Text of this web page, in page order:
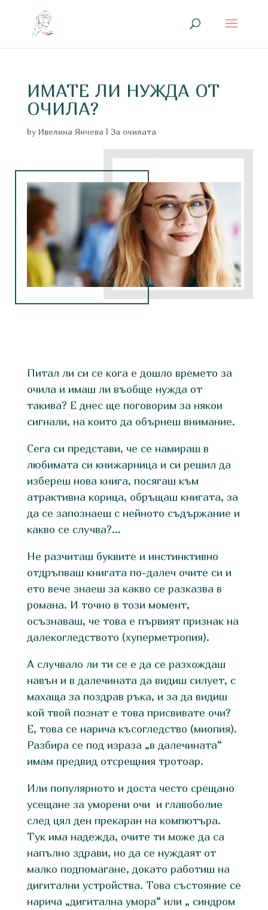
ИМАТЕ ЛИ НУЖДА ОТ
ОЧИЛА?
by Ивелина Янчева | За очилата
Питал ли си се кога е дошло времето за
очила и имаш ли въобще нужда от
такива? Е днес ще поговорим за някои
сигнали, на които да обърнеш внимание.
Сега си представи, че се намираш в
любимата си книжарница и си решил да
избереш нова книга, посягаш към
атрактивна корица, обръщаш книгата, за
да се запознаеш с нейното съдържание и
какво се случва?…
Не разчиташ буквите и инстинктивно
отдръпваш книгата по-далеч очите си и
ето вече знаеш за какво се разказва в
романа. И точно в този момент,
осъзнаваш, че това е първият признак на
далекогледството (хуперметропия).
А случвало ли ти се е да се разхождаш
навън и в далечината да видиш силует, с
махаща за поздрав ръка, и за да видиш
кой твой познат е това присвивате очи?
Е, това се нарича късогледство (миопия).
Разбира се под израза „в далечината“
имам предвид отсрещния тротоар.
Или популярното и доста често срещано
усещане за уморени очи и главоболие
след цял ден прекаран на компютъра.
Тук има надежда, очите ти може да са
напълно здрави, но да се нуждаят от
малко подпомагане, докато работиш на
дигитални устройства. Това състояние се
нарича „дигитална умора“ или „ синдром